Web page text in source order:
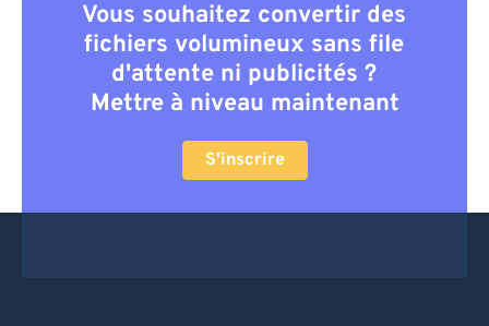
Vous souhaitez convertir des
fichiers volumineux sans file
d'attente ni publicités ?
Mettre à niveau maintenant
S'inscrire